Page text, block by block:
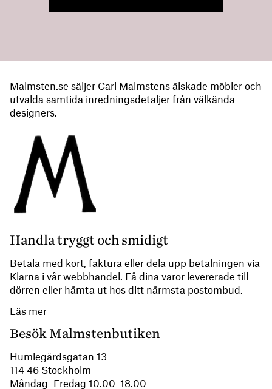
Malmsten.se säljer Carl Malmstens älskade möbler och
utvalda samtida inredningsdetaljer från välkända
designers.
Handla tryggt och smidigt
Betala med kort, faktura eller dela upp betalningen via
Klarna i vår webbhandel. Få dina varor levererade till
dörren eller hämta ut hos ditt närmsta postombud.
Läs mer
Besök Malmstenbutiken
Humlegårdsgatan 13
114 46 Stockholm
Måndag–Fredag 10.00–18.00